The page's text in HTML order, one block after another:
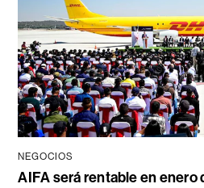
NEGOCIOS
AIFA será rentable en enero